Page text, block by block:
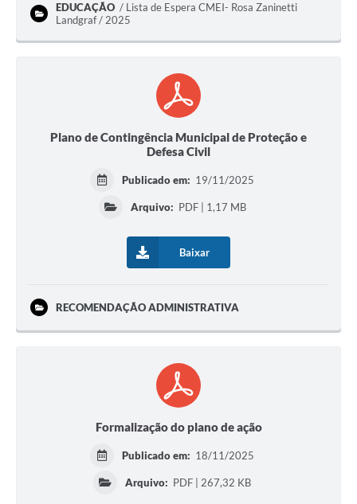
EDUCAÇÃO
Lista de Espera CMEI- Rosa Zaninetti
Landgraf / 2025
Plano de Contingência Municipal de Proteção e
Defesa Civil
Publicado em: 19/11/2025
Arquivo: PDF | 1,17 MB
Baixar
RECOMENDAÇÃO ADMINISTRATIVA
Formalização do plano de ação
Publicado em: 18/11/2025
Arquivo: PDF | 267,32 KB